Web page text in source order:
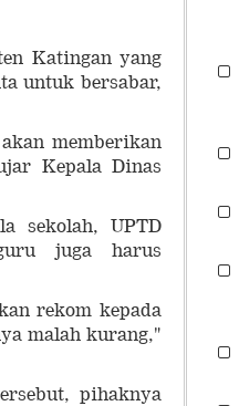
Katingan yang
untuk bersabar,
memberikan
Kepala Dinas
sekolah, UPTD
juga harus
rekom kepada
malah kurang,"
pihaknya